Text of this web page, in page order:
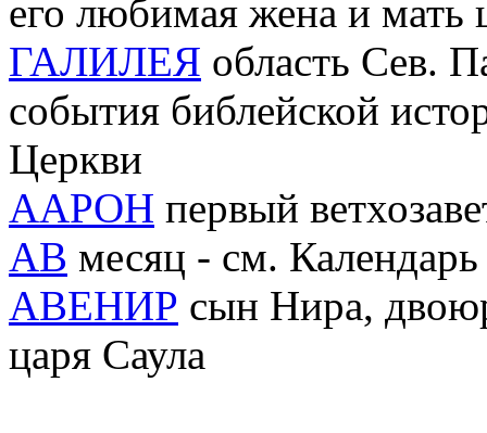
его любимая жена и мать
ГАЛИЛЕЯ область Сев.
события библейской
Церкви
ААРОН первый
АВ месяц - см. Календарь
АВЕНИР сын Нира,
царя Саула